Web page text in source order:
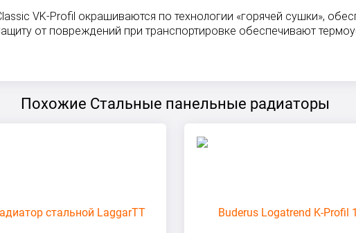
VK-Profil окрашиваются по технологии «горячей сушки»,
от повреждений при транспортировке обеспечивают
Похожие Стальные панельные радиаторы